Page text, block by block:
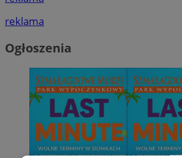
reklama
Ogłoszenia